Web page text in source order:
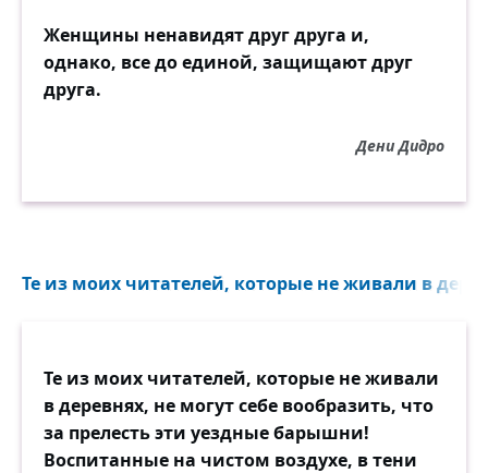
Женщины ненавидят друг друга и,
однако, все до единой, защищают друг
друга.
Дени Дидро
Те из моих читателей, которые не живали в
Те из моих читателей, которые не живали
в деревнях, не могут себе вообразить, что
за прелесть эти уездные барышни!
Воспитанные на чистом воздухе, в тени